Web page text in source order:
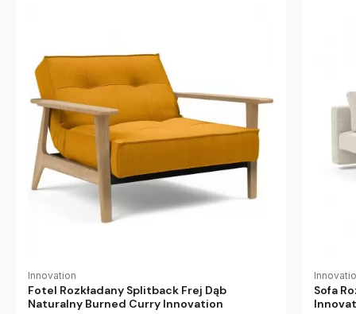
Innovation
Fotel Rozkładany Splitback Frej Dąb
Naturalny Burned Curry Innovation
Sofa